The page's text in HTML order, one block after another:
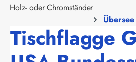
Holz- oder Chromständer
Übersee
Tischflagge